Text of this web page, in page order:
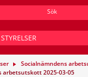
Sök
Socialnämndens
arbetsutskott 2025-03-05